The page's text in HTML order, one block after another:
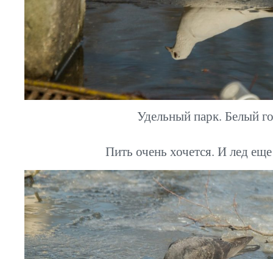
Удельный парк. Белый
Пить очень хочется. И лед еще